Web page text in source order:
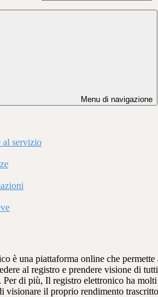
Menu di navigazione
al servizio
è una piattaforma online che
al registro e prendere visione di
Per di più, Il registro elettronico ha
visionare il proprio rendimento